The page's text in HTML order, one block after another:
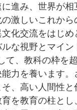
進み、世界が相
激しいこれから
化交流をはじめ
な視野とマイン
て、教科の枠を
力を養います。
、高い人間性と
を教育の柱とし